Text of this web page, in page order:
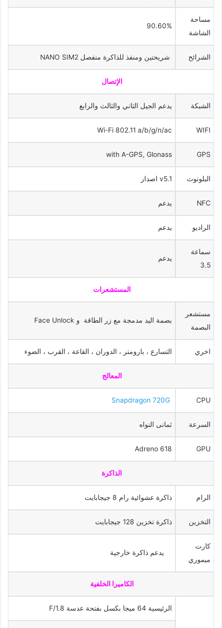
مساحة
الشاشة
90.60%
الشرائح شريحتين ومنفذ للذاكرة منفصل NANO SIM2
الإتصال
الشبكة يدعم الجيل الثاني والثالث والرابع
WIFI
Wi-Fi 802.11 a/b/g/n/ac
GPS
with A-GPS, Glonass
البلوتوث v5.1 اصدار
NFC يدعم
الراديو يدعم
سماعة
3.5
يدعم
المستشعرات
مستشعر
البصمة
بصمة اليد مدمجة مع زر الطاقة و Face Unlock
اخري التسارع ، بارومتر ، الدوران ، القاعة ، القرب ، الضوء
المعالج
CPU
Snapdragon 720G
السرعة ثمانى النواه
GPU
Adreno 618
الذاكرة
الرام ذاكرة عشوائية رام 8 جيجابايت
التخزين ذاكرة تخزين 128 جيجابايت
كارت
ميموري
يدعم ذاكرة خارجية
الكاميرا الخلفية
الرئيسية 64 ميجا بكسل بفتحة عدسة F/1.8